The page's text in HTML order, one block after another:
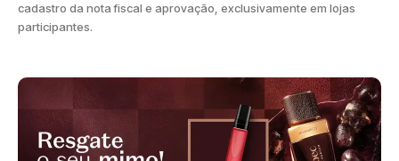
cadastro da nota fiscal e aprovação, exclusivamente em lojas
participantes.